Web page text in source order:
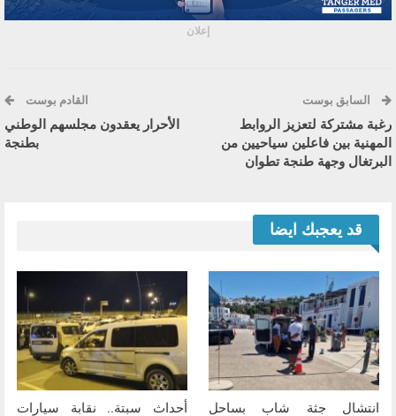
إعلان
السابق بوست
رغبة مشتركة لتعزيز الروابط
المهنية بين فاعلين سياحيين من
البرتغال وجهة طنجة تطوان
القادم بوست
الأحرار يعقدون مجلسهم الوطني
بطنجة
قد يعجبك ايضا
انتشال جثة شاب بساحل
أحداث سبتة.. نقابة سيارات